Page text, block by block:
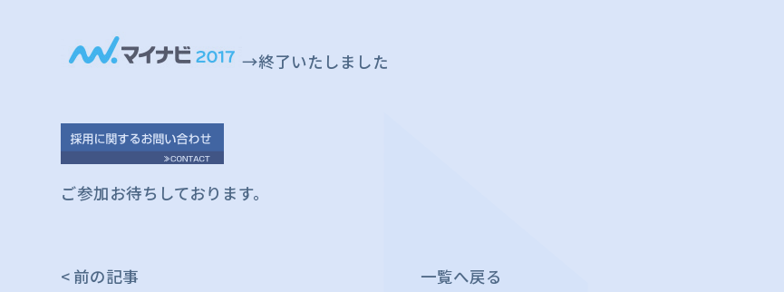
→終了いたしました
ご参加お待ちしております。
< 前の記事 一覧へ戻る